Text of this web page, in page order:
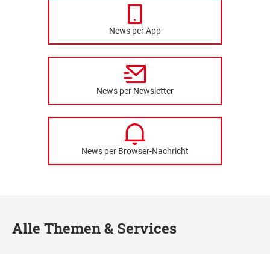
News per App
News per Newsletter
News per Browser-Nachricht
Alle Themen & Services